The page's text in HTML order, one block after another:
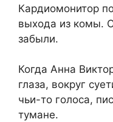
Кардиомонитор
выхода из комы.
забыли.
Когда Анна
глаза, вокруг
чьи-то голоса,
тумане.